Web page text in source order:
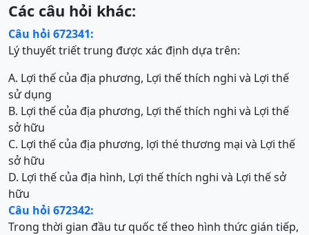
Các câu hỏi khác:
Câu hỏi 672341:
Lý thuyết triết trung được xác định dựa trên:
A. Lợi thế của địa phương, Lợi thế thích nghi và Lợi thế
sử dụng
B. Lợi thế của địa phương, Lợi thế thích nghi và Lợi thế
sở hữu
C. Lợi thế của địa phương, lợi thé thương mại và Lợi thế
sở hữu
D. Lợi thế của địa hình, Lợi thế thích nghi và Lợi thế sở
hữu
Câu hỏi 672342:
Trong thời gian đầu tư quốc tế theo hình thức gián tiếp,